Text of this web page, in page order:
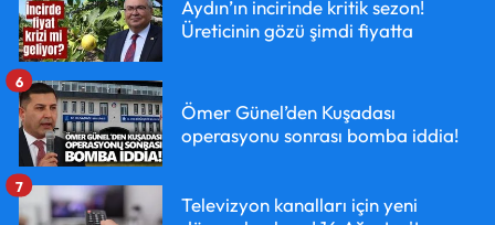
Aydın’ın incirinde kritik sezon!
Üreticinin gözü şimdi fiyatta
Ömer Günel’den Kuşadası
operasyonu sonrası bomba iddia!
6
Televizyon kanalları için yeni
7